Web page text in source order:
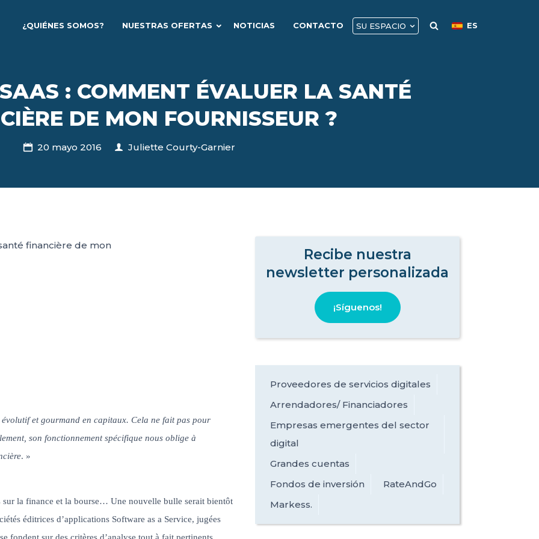
¿QUIÉNES SOMOS? NUESTRAS OFERTAS NOTICIAS CONTACTO SU ESPACIO ES
: COMMENT ÉVALUER LA SANTÉ
DE MON FOURNISSEUR ?
20 mayo 2016 Juliette Courty-Garnier
évolutif et gourmand en capitaux. Cela ne fait pas pour
son fonctionnement spécifique nous oblige à
. »
sur la finance et la bourse… Une nouvelle bulle serait bientôt
éditrices d’applications Software as a Service, jugées
Recibe nuestra
newsletter personalizada
¡Síguenos!
Proveedores de servicios digitales
Arrendadores/ Financiadores
Empresas emergentes del sector
digital
Grandes cuentas
Fondos de inversión
RateAndGo
Markess.